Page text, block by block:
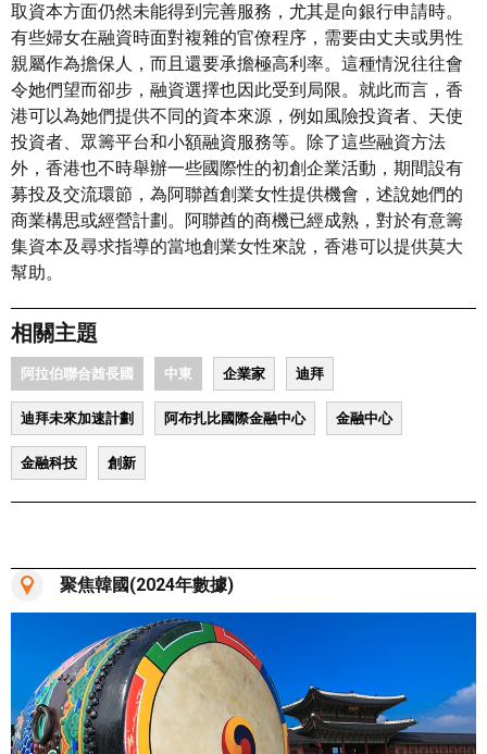
取資本方面仍然未能得到完善服務，尤其是向銀行申請時。
有些婦女在融資時面對複雜的官僚程序，需要由丈夫或男性
親屬作為擔保人，而且還要承擔極高利率。這種情況往往會
令她們望而卻步，融資選擇也因此受到局限。就此而言，香
港可以為她們提供不同的資本來源，例如風險投資者、天使
投資者、眾籌平台和小額融資服務等。除了這些融資方法
外，香港也不時舉辦一些國際性的初創企業活動，期間設有
募投及交流環節，為阿聯酋創業女性提供機會，述說她們的
商業構思或經營計劃。阿聯酋的商機已經成熟，對於有意籌
集資本及尋求指導的當地創業女性來說，香港可以提供莫大
幫助。
相關主題
阿拉伯聯合酋長國 中東 企業家 迪拜
迪拜未來加速計劃 阿布扎比國際金融中心 金融中心
金融科技 創新
聚焦韓國(2024年數據)